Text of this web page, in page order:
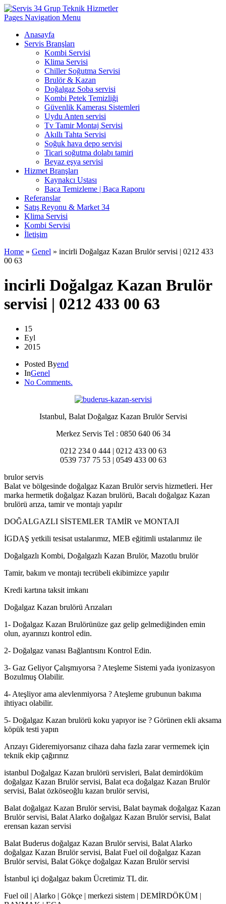
Pages Navigation Menu
Anasayfa
Servis Branşları
Kombi Servisi
Klima Servisi
Chiller Soğutma Servisi
Brulör & Kazan
Doğalgaz Soba servisi
Kombi Petek Temizliği
Güvenlik Kamerası Sistemleri
Uydu Anten servisi
Tv Tamir Montaj Servisi
Akıllı Tahta Servisi
Soğuk hava depo servisi
Ticari soğutma dolabı tamiri
Beyaz eşya servisi
Hizmet Branşları
Kaynakcı Ustası
Baca Temizleme | Baca Raporu
Referanslar
Satış Reyonu & Market 34
Klima Servisi
Kombi Servisi
İletişim
Home » Genel » incirli Doğalgaz Kazan Brulör servisi | 0212 433
00 63
incirli Doğalgaz Kazan Brulör
servisi | 0212 433 00 63
15
Eyl
2015
Posted Byend
InGenel
No Comments.
Istanbul, Balat Doğalgaz Kazan Brulör Servisi
Merkez Servis Tel : 0850 640 06 34
0212 234 0 444 | 0212 433 00 63
0539 737 75 53 | 0549 433 00 63
brulor servis
Balat ve bölgesinde doğalgaz Kazan Brulör servis hizmetleri. Her
marka hermetik doğalgaz Kazan brulörü, Bacalı doğalgaz Kazan
brulörü arıza, tamir ve montajı yapılır
DOĞALGAZLI SİSTEMLER TAMİR ve MONTAJI
İGDAŞ yetkili tesisat ustalarımız, MEB eğitimli ustalarımız ile
Doğalgazlı Kombi, Doğalgazlı Kazan Brulör, Mazotlu brulör
Tamir, bakım ve montajı tecrübeli ekibimizce yapılır
Kredi kartına taksit imkanı
Doğalgaz Kazan brulörü Arızaları
1- Doğalgaz Kazan Brulörünüze gaz gelip gelmediğinden emin
olun, ayarınızı kontrol edin.
2- Doğalgaz vanası Bağlantısını Kontrol Edin.
3- Gaz Geliyor Çalışmıyorsa ? Ateşleme Sistemi yada iyonizasyon
Bozulmuş Olabilir.
4- Ateşliyor ama alevlenmiyorsa ? Ateşleme grubunun bakıma
ihtiyacı olabilir.
5- Doğalgaz Kazan brulörü koku yapıyor ise ? Görünen ekli aksama
köpük testi yapın
Arızayı Gideremiyorsanız cihaza daha fazla zarar vermemek için
teknik ekip çağırınız
istanbul Doğalgaz Kazan brulörü servisleri, Balat demirdöküm
doğalgaz Kazan Brulör servisi, Balat eca doğalgaz Kazan Brulör
servisi, Balat özköseoğlu kazan brulör servisi,
Balat doğalgaz Kazan Brulör servisi, Balat baymak doğalgaz Kazan
Brulör servisi, Balat Alarko doğalgaz Kazan Brulör servisi, Balat
erensan kazan servisi
Balat Buderus doğalgaz Kazan Brulör servisi, Balat Alarko
doğalgaz Kazan Brulör servisi, Balat Fuel oil doğalgaz Kazan
Brulör servisi, Balat Gökçe doğalgaz Kazan Brulör servisi
İstanbul içi doğalgaz bakım Ücretimiz TL dir.
Fuel oil | Alarko | Gökçe | merkezi sistem | DEMİRDÖKÜM |